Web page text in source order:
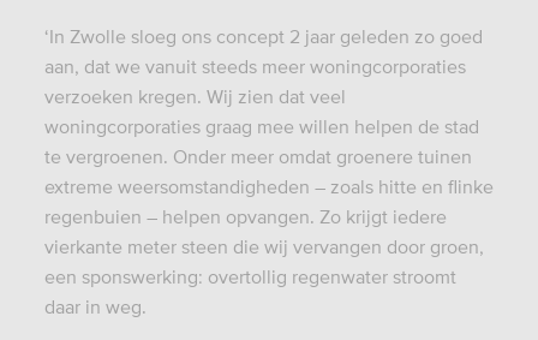
‘In Zwolle sloeg ons concept 2 jaar geleden zo goed
aan, dat we vanuit steeds meer woningcorporaties
verzoeken kregen. Wij zien dat veel
woningcorporaties graag mee willen helpen de stad
te vergroenen. Onder meer omdat groenere tuinen
extreme weersomstandigheden – zoals hitte en flinke
regenbuien – helpen opvangen. Zo krijgt iedere
vierkante meter steen die wij vervangen door groen,
een sponswerking: overtollig regenwater stroomt
daar in weg.